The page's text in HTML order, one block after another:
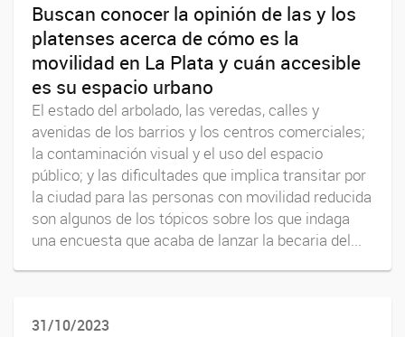
Buscan conocer la opinión de las y los
platenses acerca de cómo es la
movilidad en La Plata y cuán accesible
es su espacio urbano
El estado del arbolado, las veredas, calles y
avenidas de los barrios y los centros comerciales;
la contaminación visual y el uso del espacio
público; y las dificultades que implica transitar por
la ciudad para las personas con movilidad reducida
son algunos de los tópicos sobre los que indaga
una encuesta que acaba de lanzar la becaria del...
31/10/2023